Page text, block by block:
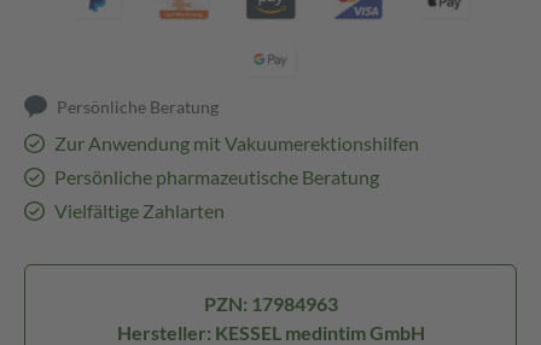
Persönliche Beratung
Zur Anwendung mit Vakuumerektionshilfen
Persönliche pharmazeutische Beratung
Vielfältige Zahlarten
PZN: 17984963
Hersteller: KESSEL medintim GmbH